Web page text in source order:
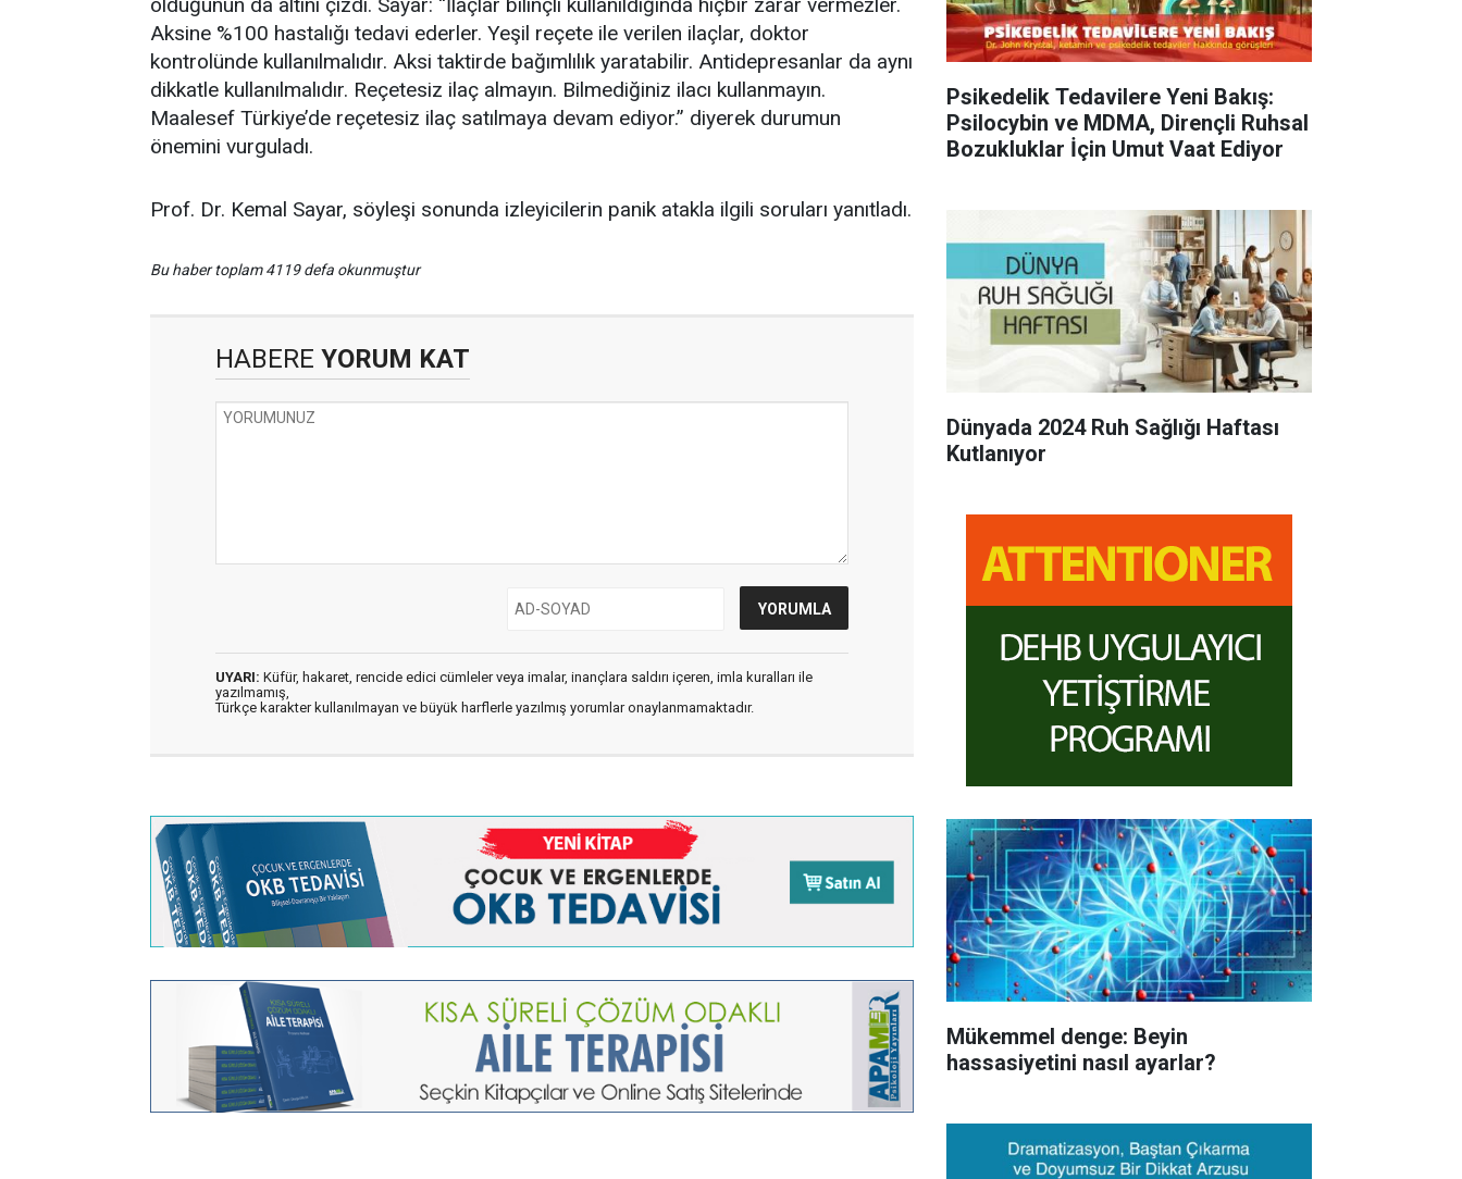
Aksine %100 hastalığı tedavi ederler. Yeşil reçete ile verilen ilaçlar, doktor
kontrolünde kullanılmalıdır. Aksi taktirde bağımlılık yaratabilir. Antidepresanlar da aynı
dikkatle kullanılmalıdır. Reçetesiz ilaç almayın. Bilmediğiniz ilacı kullanmayın.
Maalesef Türkiye’de reçetesiz ilaç satılmaya devam ediyor.” diyerek durumun
önemini vurguladı.
Prof. Dr. Kemal Sayar, söyleşi sonunda izleyicilerin panik atakla ilgili soruları yanıtladı.
Bu haber toplam 4119 defa okunmuştur
HABERE YORUM KAT
UYARI: Küfür, hakaret, rencide edici cümleler veya imalar, inançlara saldırı içeren, imla kuralları ile
yazılmamış,
Türkçe karakter kullanılmayan ve büyük harflerle yazılmış yorumlar onaylanmamaktadır.
Psikedelik Tedavilere Yeni Bakış:
Psilocybin ve MDMA, Dirençli Ruhsal
Bozukluklar İçin Umut Vaat Ediyor
Dünyada 2024 Ruh Sağlığı Haftası
Kutlanıyor
Mükemmel denge: Beyin
hassasiyetini nasıl ayarlar?